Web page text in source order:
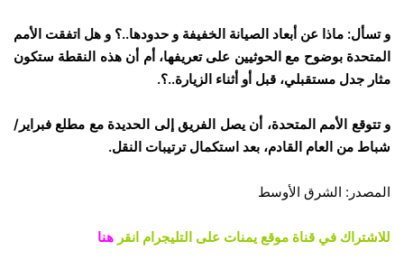
و تسأل: ماذا عن أبعاد الصيانة الخفيفة و حدودها..؟ و هل اتفقت الأمم
المتحدة بوضوح مع الحوثيين على تعريفها، أم أن هذه النقطة ستكون
مثار جدل مستقبلي، قبل أو أثناء الزيارة..؟.
و تتوقع الأمم المتحدة، أن يصل الفريق إلى الحديدة مع مطلع فبراير/
شباط من العام القادم، بعد استكمال ترتيبات النقل.
المصدر: الشرق الأوسط
للاشتراك في قناة موقع يمنات على التليجرام انقر هنا